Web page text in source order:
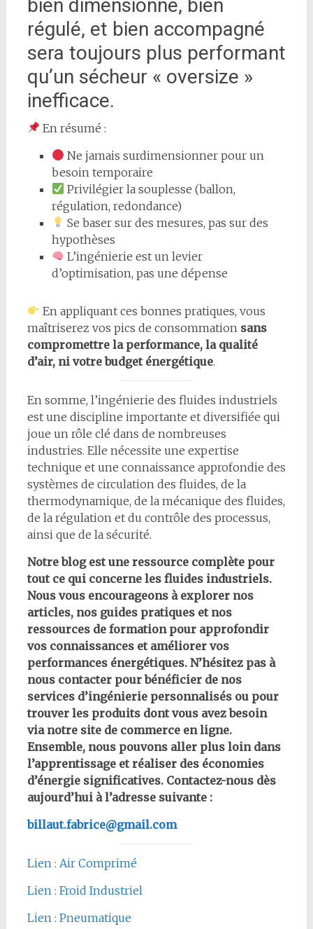
bien dimensionné, bien
régulé, et bien accompagné
sera toujours plus performant
qu’un sécheur « oversize »
inefficace.
En résumé :
Ne jamais surdimensionner pour un
besoin temporaire
Privilégier la souplesse (ballon,
régulation, redondance)
Se baser sur des mesures, pas sur des
hypothèses
L’ingénierie est un levier
d’optimisation, pas une dépense
En appliquant ces bonnes pratiques, vous
maîtriserez vos pics de consommation sans
compromettre la performance, la qualité
d’air, ni votre budget énergétique.
En somme, l’ingénierie des fluides industriels
est une discipline importante et diversifiée qui
joue un rôle clé dans de nombreuses
industries. Elle nécessite une expertise
technique et une connaissance approfondie des
systèmes de circulation des fluides, de la
thermodynamique, de la mécanique des fluides,
de la régulation et du contrôle des processus,
ainsi que de la sécurité.
Notre blog est une ressource complète pour
tout ce qui concerne les fluides industriels.
Nous vous encourageons à explorer nos
articles, nos guides pratiques et nos
ressources de formation pour approfondir
vos connaissances et améliorer vos
performances énergétiques. N’hésitez pas à
nous contacter pour bénéficier de nos
services d’ingénierie personnalisés ou pour
trouver les produits dont vous avez besoin
via notre site de commerce en ligne.
Ensemble, nous pouvons aller plus loin dans
l’apprentissage et réaliser des économies
d’énergie significatives. Contactez-nous dès
aujourd’hui à l’adresse suivante :
billaut.fabrice@gmail.com
Lien : Air Comprimé
Lien : Froid Industriel
Lien : Pneumatique